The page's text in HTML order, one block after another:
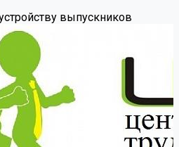
выпускников